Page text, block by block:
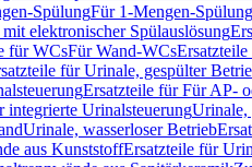
SpülungFür 1-Mengen-Spülung
elektronischer Spülauslösung
für WCsFür Wand-WCs
für Urinale, gespülter
Ersatzteile für Für AP-
integrierte UrinalsteuerungUrinale,
Urinale, wasserloser Betrieb
aus KunststoffErsatzteile für